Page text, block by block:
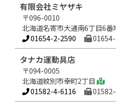
有限会社ミヤザキ
〒096-0010
北海道名寄市大通南6丁目6番
01654-2-2590
タナカ運動具店
〒094-0005
北海道紋別市幸町2丁目
01582-4-6116